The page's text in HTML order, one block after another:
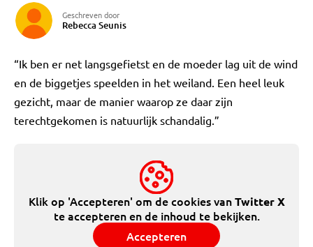
Geschreven door
Rebecca Seunis
“Ik ben er net langsgefietst en de moeder lag uit de wind
en de biggetjes speelden in het weiland. Een heel leuk
gezicht, maar de manier waarop ze daar zijn
terechtgekomen is natuurlijk schandalig.”
Klik op 'Accepteren' om de cookies vanTwitter X
te accepteren en de inhoud te bekijken.
Accepteren